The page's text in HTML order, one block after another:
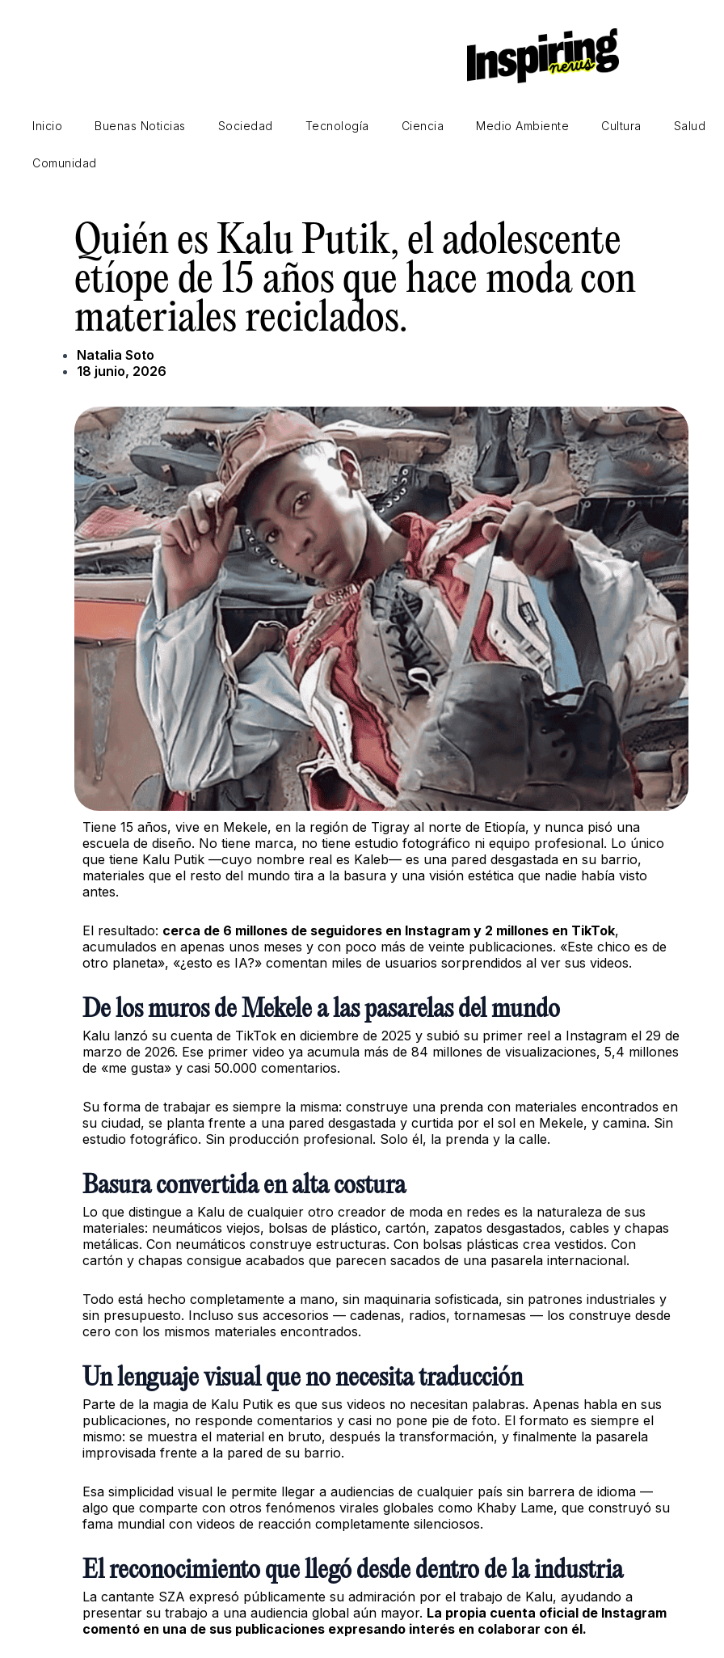
Inicio Buenas Noticias Sociedad Tecnología Ciencia Medio Ambiente Cultura Salud
Comunidad
Quién es Kalu Putik, el adolescente
etíope de 15 años que hace moda con
materiales reciclados.
Natalia Soto
18 junio, 2026
Tiene 15 años, vive en Mekele, en la región de Tigray al norte de Etiopía, y nunca pisó una
escuela de diseño. No tiene marca, no tiene estudio fotográfico ni equipo profesional. Lo único
que tiene Kalu Putik —cuyo nombre real es Kaleb— es una pared desgastada en su barrio,
materiales que el resto del mundo tira a la basura y una visión estética que nadie había visto
antes.
El resultado: cerca de 6 millones de seguidores en Instagram y 2 millones en TikTok,
acumulados en apenas unos meses y con poco más de veinte publicaciones. «Este chico es de
otro planeta», «¿esto es IA?» comentan miles de usuarios sorprendidos al ver sus videos.
De los muros de Mekele a las pasarelas del mundo
Kalu lanzó su cuenta de TikTok en diciembre de 2025 y subió su primer reel a Instagram el 29 de
marzo de 2026. Ese primer video ya acumula más de 84 millones de visualizaciones, 5,4 millones
de «me gusta» y casi 50.000 comentarios.
Su forma de trabajar es siempre la misma: construye una prenda con materiales encontrados en
su ciudad, se planta frente a una pared desgastada y curtida por el sol en Mekele, y camina. Sin
estudio fotográfico. Sin producción profesional. Solo él, la prenda y la calle.
Basura convertida en alta costura
Lo que distingue a Kalu de cualquier otro creador de moda en redes es la naturaleza de sus
materiales: neumáticos viejos, bolsas de plástico, cartón, zapatos desgastados, cables y chapas
metálicas. Con neumáticos construye estructuras. Con bolsas plásticas crea vestidos. Con
cartón y chapas consigue acabados que parecen sacados de una pasarela internacional.
Todo está hecho completamente a mano, sin maquinaria sofisticada, sin patrones industriales y
sin presupuesto. Incluso sus accesorios — cadenas, radios, tornamesas — los construye desde
cero con los mismos materiales encontrados.
Un lenguaje visual que no necesita traducción
Parte de la magia de Kalu Putik es que sus videos no necesitan palabras. Apenas habla en sus
publicaciones, no responde comentarios y casi no pone pie de foto. El formato es siempre el
mismo: se muestra el material en bruto, después la transformación, y finalmente la pasarela
improvisada frente a la pared de su barrio.
Esa simplicidad visual le permite llegar a audiencias de cualquier país sin barrera de idioma —
algo que comparte con otros fenómenos virales globales como Khaby Lame, que construyó su
fama mundial con videos de reacción completamente silenciosos.
El reconocimiento que llegó desde dentro de la industria
La cantante SZA expresó públicamente su admiración por el trabajo de Kalu, ayudando a
presentar su trabajo a una audiencia global aún mayor. La propia cuenta oficial de Instagram
comentó en una de sus publicaciones expresando interés en colaborar con él.